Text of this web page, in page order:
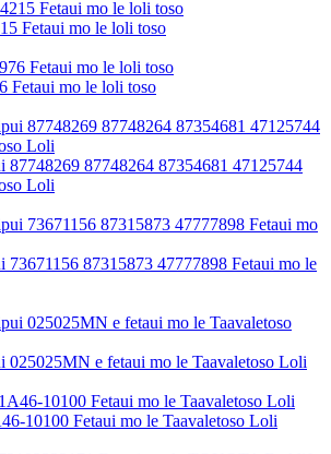
Fetaui mo le loli toso
Fetaui mo le loli toso
87748264 87354681 47125744
Loli
87315873 47777898 Fetaui mo le
025025MN e fetaui mo le Taavaletoso Loli
10100 Fetaui mo le Taavaletoso Loli